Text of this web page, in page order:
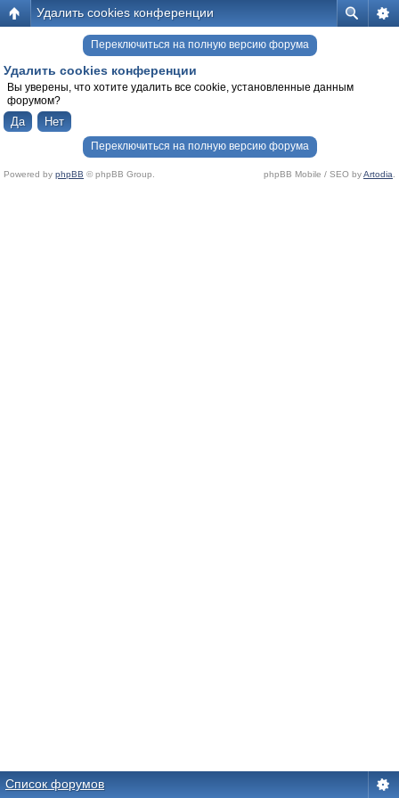
Удалить cookies конференции
Переключиться на полную версию форума
Удалить cookies конференции
Вы уверены, что хотите удалить все cookie, установленные данным
форумом?
Переключиться на полную версию форума
Powered by phpBB © phpBB Group. phpBB Mobile / SEO byArtodia
Список форумов